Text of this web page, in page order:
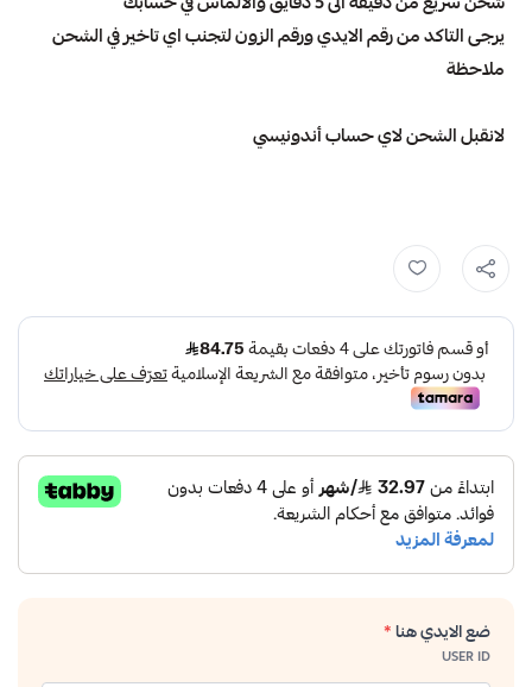
يرجى التاكد من رقم الايدي ورقم الزون لتجنب اي تاخير في الشحن
ملاحظة
لانقبل الشحن لاي حساب أندونيسي
ضع الايدي هنا*
USER ID